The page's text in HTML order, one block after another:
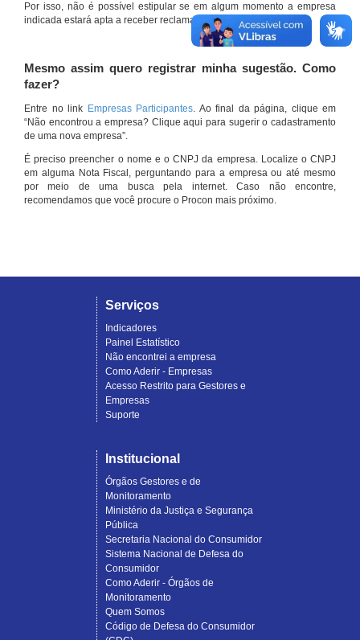
Por isso, não é possível estipular se em algum momento a empresa
indicada estará apta a receber reclamações por meio do site.
Mesmo assim quero registrar minha sugestão. Como
fazer?
Entre no link Empresas Participantes. Ao final da página, clique em
“Não encontrou a empresa? Clique aqui para sugerir o cadastramento
de uma nova empresa”.
É preciso preencher o nome e o CNPJ da empresa. Localize o CNPJ
em alguma Nota Fiscal, perguntando para a empresa ou até mesmo
por meio de uma busca pela internet. Caso não encontre,
recomendamos que você procure o Procon mais próximo.
Serviços
Indicadores
Painel Estatístico
Não encontrei a empresa
Como Aderir - Empresas
Acesso Restrito para Gestores e
Empresas
Suporte
Institucional
Órgãos Gestores e de
Monitoramento
Ministério da Justiça e Segurança
Pública
Secretaria Nacional do Consumidor
Sistema Nacional de Defesa do
Consumidor
Como Aderir - Órgãos de
Monitoramento
Quem Somos
Código de Defesa do Consumidor